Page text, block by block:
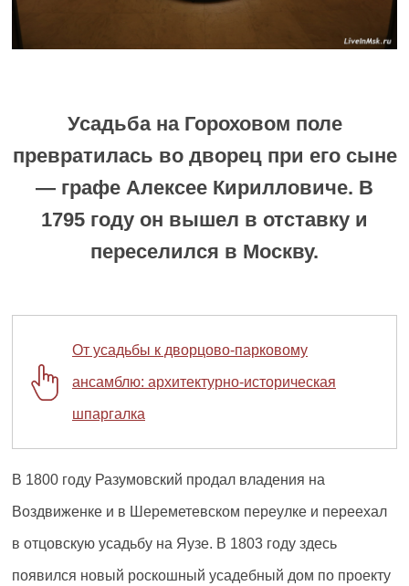
Усадьба на Гороховом поле
превратилась во дворец при его сыне
— графе Алексее Кирилловиче. В
1795 году он вышел в отставку и
переселился в Москву.
От усадьбы к дворцово-парковому
ансамблю: архитектурно-историческая
шпаргалка
В 1800 году Разумовский продал владения на
Воздвиженке и в Шереметевском переулке и переехал
в отцовскую усадьбу на Яузе. В 1803 году здесь
появился новый роскошный усадебный дом по проекту